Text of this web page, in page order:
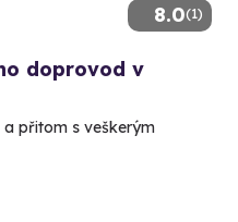
8.0(1)
doprovod v
přitom s veškerým